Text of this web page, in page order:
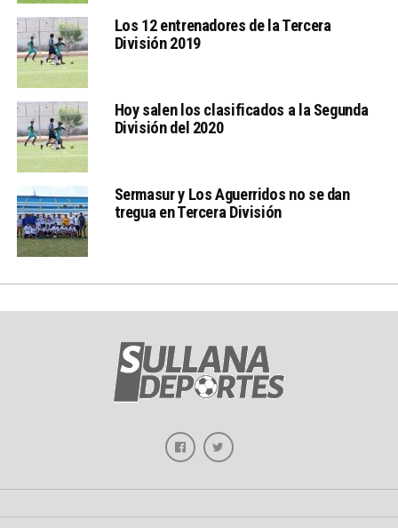
Los 12 entrenadores de la Tercera
División 2019
Hoy salen los clasificados a la Segunda
División del 2020
Sermasur y Los Aguerridos no se dan
tregua en Tercera División